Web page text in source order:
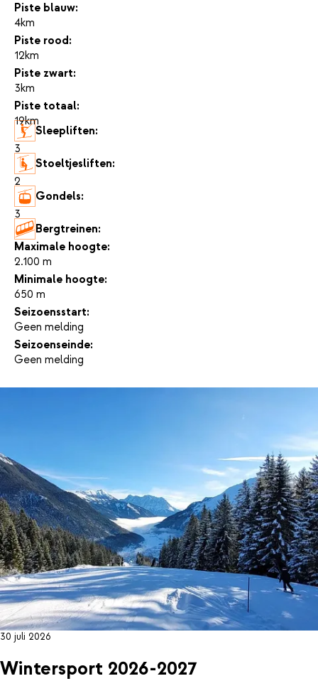
Piste blauw:
4km
Piste rood:
12km
Piste zwart:
3km
Piste totaal:
19km
Sleepliften:
3
Stoeltjesliften:
2
Gondels:
3
Bergtreinen:
-
Maximale hoogte:
2.100 m
Minimale hoogte:
650 m
Seizoensstart:
Geen melding
Seizoenseinde:
Geen melding
30 juli 2026
Wintersport 2026-2027